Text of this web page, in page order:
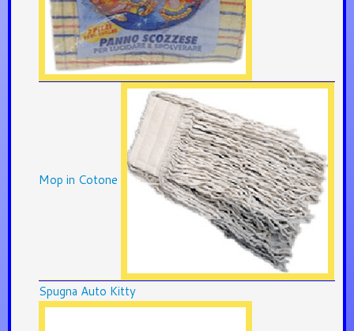
Mop in Cotone
Spugna Auto Kitty